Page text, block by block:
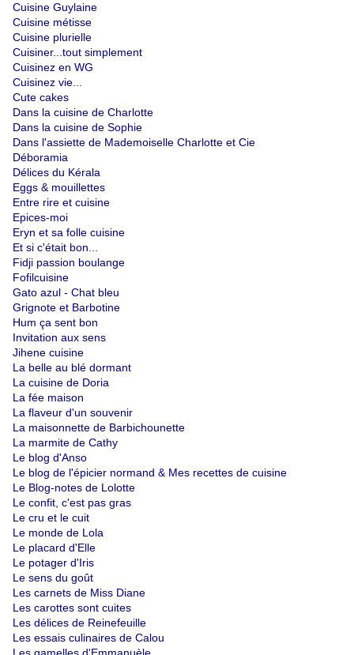
Cuisine Guylaine
Cuisine métisse
Cuisine plurielle
Cuisiner...tout simplement
Cuisinez en WG
Cuisinez vie...
Cute cakes
Dans la cuisine de Charlotte
Dans la cuisine de Sophie
Dans l'assiette de Mademoiselle Charlotte et Cie
Déboramia
Délices du Kérala
Eggs & mouillettes
Entre rire et cuisine
Epices-moi
Eryn et sa folle cuisine
Et si c'était bon...
Fidji passion boulange
Fofilcuisine
Gato azul - Chat bleu
Grignote et Barbotine
Hum ça sent bon
Invitation aux sens
Jihene cuisine
La belle au blé dormant
La cuisine de Doria
La fée maison
La flaveur d'un souvenir
La maisonnette de Barbichounette
La marmite de Cathy
Le blog d'Anso
Le blog de l'épicier normand & Mes recettes de cuisine
Le Blog-notes de Lolotte
Le confit, c'est pas gras
Le cru et le cuit
Le monde de Lola
Le placard d'Elle
Le potager d'Iris
Le sens du goût
Les carnets de Miss Diane
Les carottes sont cuites
Les délices de Reinefeuille
Les essais culinaires de Calou